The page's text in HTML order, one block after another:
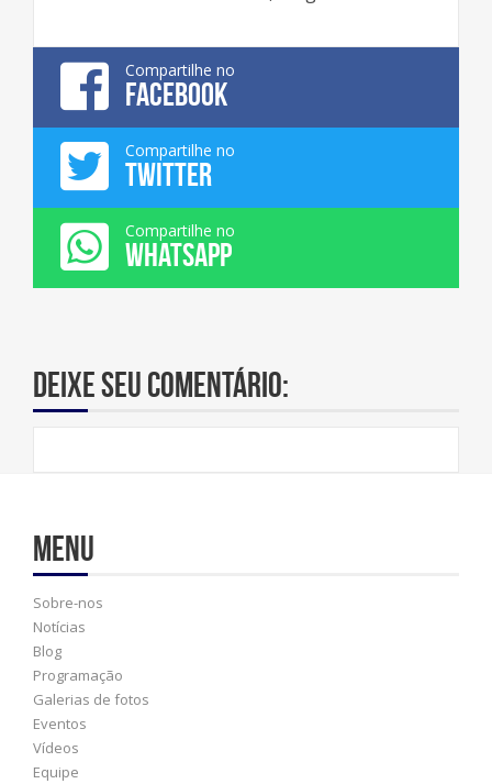
Compartilhe no
FACEBOOK
Compartilhe no
TWITTER
Compartilhe no
WHATSAPP
Deixe seu comentário:
Menu
Sobre-nos
Notícias
Blog
Programação
Galerias de fotos
Eventos
Vídeos
Equipe